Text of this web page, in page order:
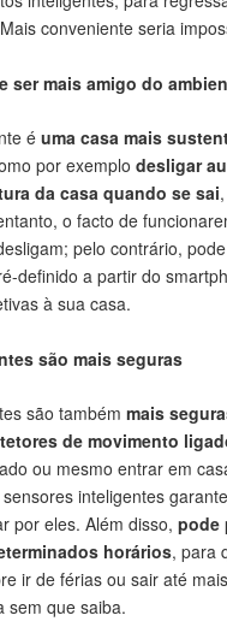
conveniente seria
ser mais amigo do
é uma casa mais
por exemplo desligar
da casa quando se sai
o facto de
pelo contrário,
definido a partir do
à sua casa.
são mais seguras
são também mais
de movimento
ou mesmo entrar em
inteligentes
por eles. Além disso, pode
horários, para
ir de férias ou sair até
sem que saiba.